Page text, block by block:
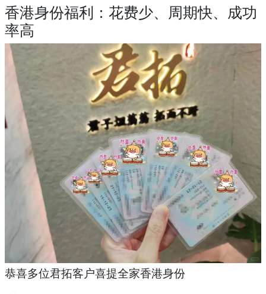
香港身份福利：花费少、周期快、成功
率高
恭喜多位君拓客户喜提全家香港身份